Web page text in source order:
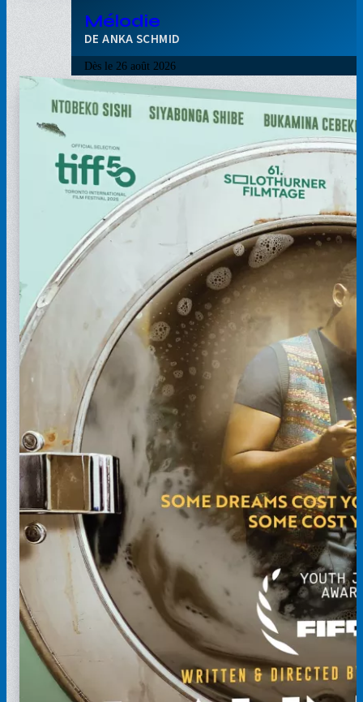
Mélodie
ANKA SCHMID
Dès le 26 août 2026